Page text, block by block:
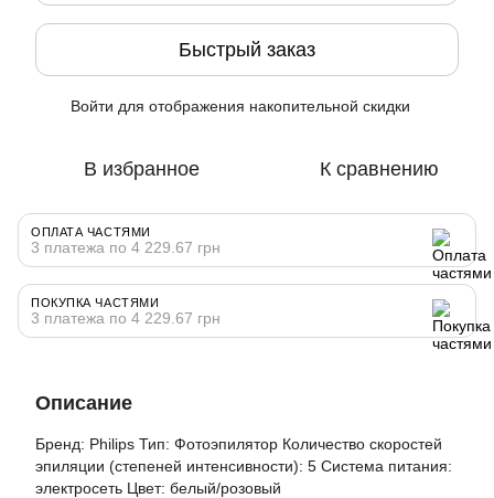
Быстрый заказ
Войти для отображения накопительной скидки
В избранное К сравнению
ОПЛАТА ЧАСТЯМИ
3 платежа по 4 229.67 грн
ПОКУПКА ЧАСТЯМИ
3 платежа по 4 229.67 грн
Описание
Бренд: Philips Тип: Фотоэпилятор Количество скоростей
эпиляции (степеней интенсивности): 5 Система питания:
электросеть Цвет: белый/розовый